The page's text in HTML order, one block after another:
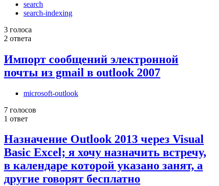
search
search-indexing
3 голоса
2 ответа
Импорт сообщений электронной
почты из gmail в outlook 2007
microsoft-outlook
7 голосов
1 ответ
Назначение Outlook 2013 через Visual
Basic Excel; я хочу назначить встречу,
в календаре которой указано занят, а
другие говорят бесплатно